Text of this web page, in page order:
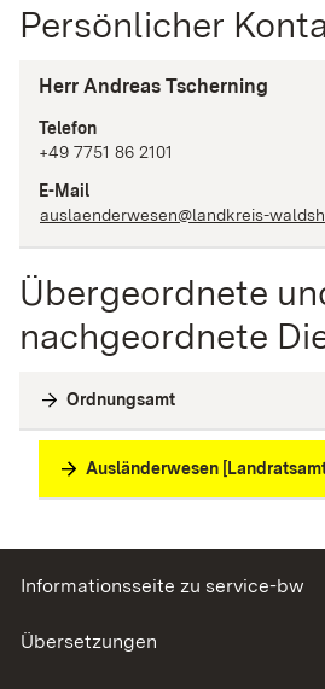
Persönlicher
Herr Andreas Tscherning
Telefon
+49 7751 86 2101
E-Mail
auslaenderwesen@landkreis-
Übergeordnete
nachgeordnete
Ordnungsamt
Ausländerwesen
Informationsseite zu service-bw
Übersetzungen